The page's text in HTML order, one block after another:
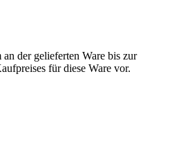
der gelieferten Ware bis zur
für diese Ware vor.